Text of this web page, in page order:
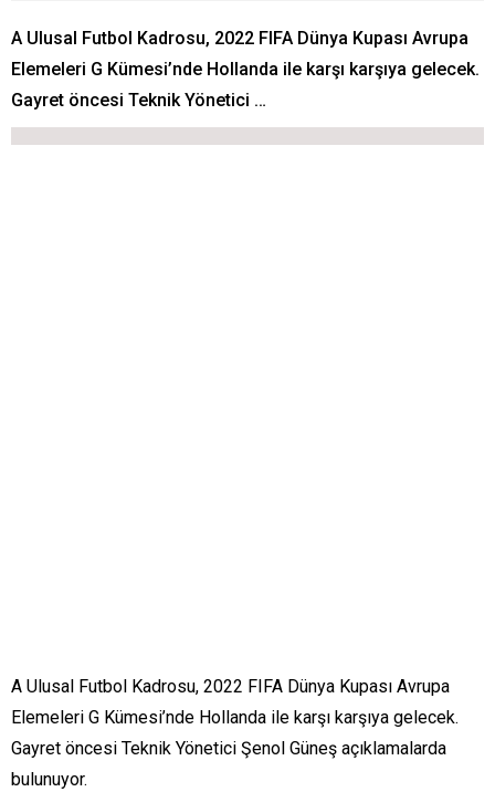
A Ulusal Futbol Kadrosu, 2022 FIFA Dünya Kupası Avrupa
Elemeleri G Kümesi’nde Hollanda ile karşı karşıya gelecek.
Gayret öncesi Teknik Yönetici …
A Ulusal Futbol Kadrosu, 2022 FIFA Dünya Kupası Avrupa
Elemeleri G Kümesi’nde Hollanda ile karşı karşıya gelecek.
Gayret öncesi Teknik Yönetici Şenol Güneş açıklamalarda
bulunuyor.